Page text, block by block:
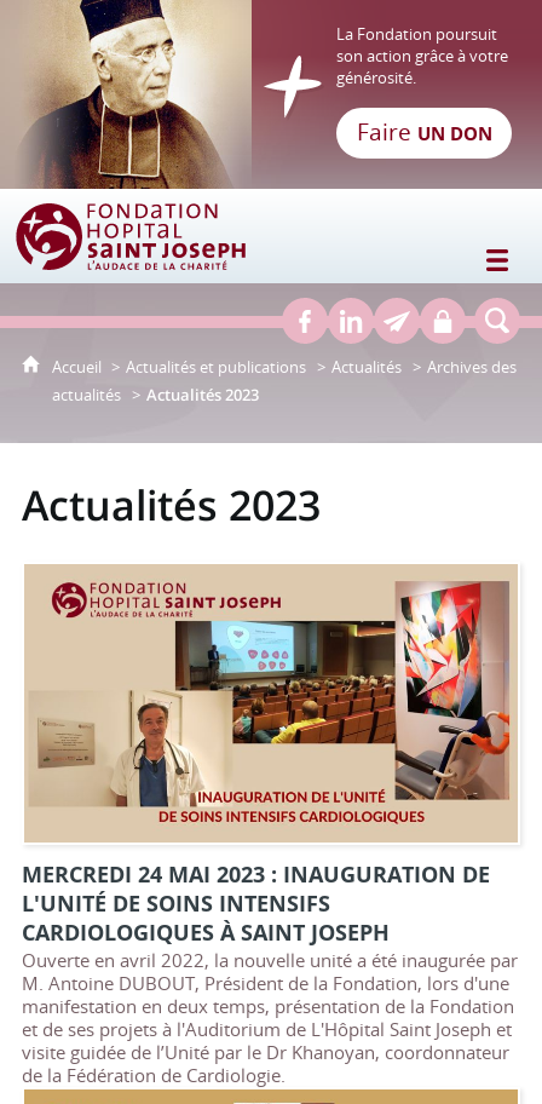
Fondation Hôpital Saint Joseph
La Fondation poursuit
son action grâce à votre
générosité.
Faire UN DON
Accueil Actualités et publications Actualités
Archives des
actualités
Actualités 2023
Actualités 2023
MERCREDI 24 MAI 2023 : INAUGURATION DE
L'UNITÉ DE SOINS INTENSIFS
CARDIOLOGIQUES À SAINT JOSEPH
Ouverte en avril 2022, la nouvelle unité a été inaugurée par
M. Antoine DUBOUT, Président de la Fondation, lors d'une
manifestation en deux temps, présentation de la Fondation
et de ses projets à l'Auditorium de L'Hôpital Saint Joseph et
visite guidée de l’Unité par le Dr Khanoyan, coordonnateur
de la Fédération de Cardiologie.